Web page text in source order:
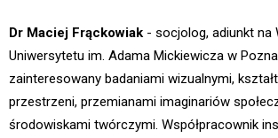
Dr Maciej Frąckowiak - socjolog, adiunkt na
Uniwersytetu im. Adama Mickiewicza w
zainteresowany badaniami wizualnymi,
przestrzeni, przemianami imaginariów
środowiskami twórczymi. Współpracownik